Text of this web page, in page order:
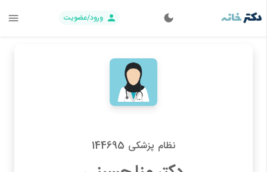
ورود/عضویت
نظام پزشکی 144695